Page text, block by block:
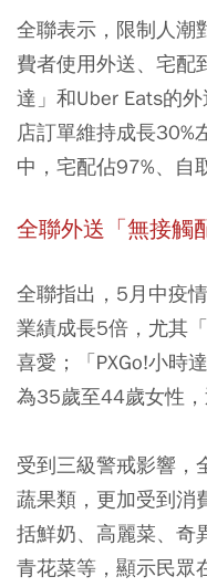
全聯表示，限制人潮
費者使用外送、宅配
達」和Uber Eats的
店訂單維持成長30%
中，宅配佔97%、自
全聯外送「無接觸
全聯指出，5月中疫
業績成長5倍，尤其
喜愛；「PXGo!小時
為35歲至44歲女性，
受到三級警戒影響，
蔬果類，更加受到消
括鮮奶、高麗菜、奇
青花菜等，顯示民眾